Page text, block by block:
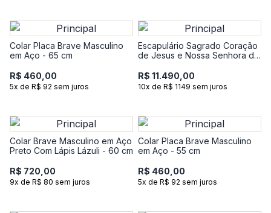
Colar Placa Brave Masculino
em Aço - 65 cm
R$ 460,00
5x de R$ 92 sem juros
Escapulário Sagrado Coração
de Jesus e Nossa Senhora do
R$ 11.490,00
10x de R$ 1149 sem juros
Colar Brave Masculino em Aço
Preto Com Lápis Lázuli - 60 cm
R$ 720,00
9x de R$ 80 sem juros
Colar Placa Brave Masculino
em Aço - 55 cm
R$ 460,00
5x de R$ 92 sem juros